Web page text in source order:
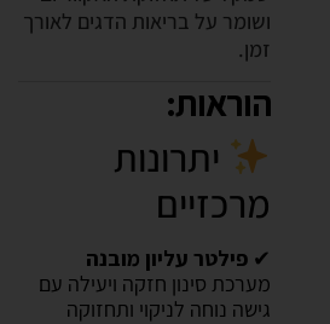
ושומר על בריאות הדגים לאורך
זמן.
הוראות:
יתרונות
מרכזיים
✔ פילטר עליון מובנה
מערכת סינון חזקה ויעילה עם
גישה נוחה לניקוי ותחזוקה